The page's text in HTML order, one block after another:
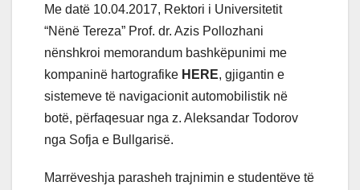
Me datë 10.04.2017, Rektori i Universitetit
“Nënë Tereza” Prof. dr. Azis Pollozhani
nënshkroi memorandum bashkëpunimi me
kompaninë hartografike HERE, gjigantin e
sistemeve të navigacionit automobilistik në
botë, përfaqesuar nga z. Aleksandar Todorov
nga Sofja e Bullgarisë.
Marrëveshja parasheh trajnimin e studentëve të